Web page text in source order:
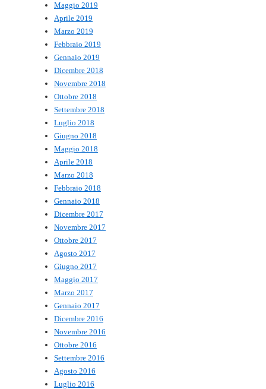
Maggio 2019
Aprile 2019
Marzo 2019
Febbraio 2019
Gennaio 2019
Dicembre 2018
Novembre 2018
Ottobre 2018
Settembre 2018
Luglio 2018
Giugno 2018
Maggio 2018
Aprile 2018
Marzo 2018
Febbraio 2018
Gennaio 2018
Dicembre 2017
Novembre 2017
Ottobre 2017
Agosto 2017
Giugno 2017
Maggio 2017
Marzo 2017
Gennaio 2017
Dicembre 2016
Novembre 2016
Ottobre 2016
Settembre 2016
Agosto 2016
Luglio 2016